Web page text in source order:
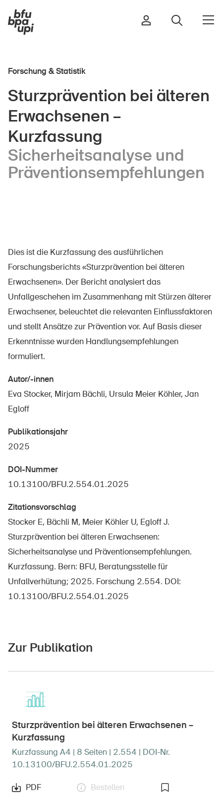
Sport & Bewegung
Zuhause & Garten
Gebäude & Anlagen
In der Kindheit
Über die BFU
Medien
Politik
Kampagnen
Offene Stellen
Bestellen & herunterladen
Kurse & Veranstaltungen
Sichere Produkte
Rechtsfragen & Gerichtsentscheide
Sicherheitsdelegierte & Gemeinden
Kontakt & Beratung
Forschung & Statistik
Sturzprävention bei älteren
Erwachsenen –
Kurzfassung
Sicherheitsanalyse und
Präventionsempfehlungen
Dies ist die Kurzfassung des ausführlichen
Forschungsberichts «Sturzprävention bei älteren
Erwachsenen». Der Bericht analysiert das
Unfallgeschehen im Zusammenhang mit Stürzen älterer
Erwachsener, beleuchtet die relevanten Einflussfaktoren
und stellt Ansätze zur Prävention vor. Auf Basis dieser
Erkenntnisse wurden Handlungsempfehlungen
formuliert.
Autor/-innen
Eva Stocker, Mirjam Bächli, Ursula Meier Köhler, Jan
Egloff
Publikationsjahr
2025
DOI-Nummer
10.13100/BFU.2.554.01.2025
Zitationsvorschlag
Stocker E, Bächli M, Meier Köhler U, Egloff J.
Sturzprävention bei älteren Erwachsenen:
Sicherheitsanalyse und Präventionsempfehlungen.
Kurzfassung. Bern: BFU, Beratungsstelle für
Unfallverhütung; 2025. Forschung 2.554. DOI:
10.13100/BFU.2.554.01.2025
Zur Publikation
Sturzprävention bei älteren Erwachsenen –
Kurzfassung
Kurzfassung A4 | 8 Seiten | 2.554 | DOI-Nr.
10.13100/BFU.2.554.01.2025
PDF Bestellen